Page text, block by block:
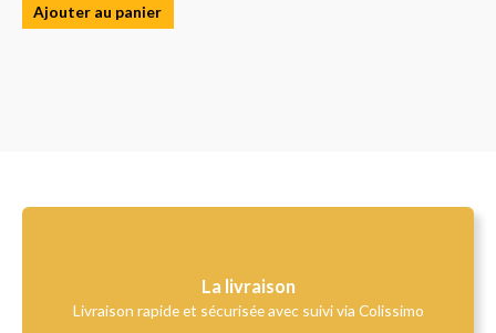
Ajouter au panier
La livraison
Livraison rapide et sécurisée avec suivi via Colissimo